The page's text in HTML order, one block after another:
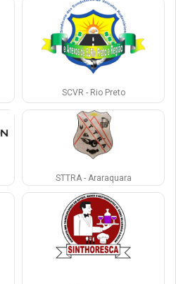
SCVR - Rio Preto
STTRA - Araraquara